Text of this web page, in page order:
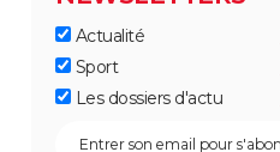
Actualité
Sport
Les dossiers d'actu